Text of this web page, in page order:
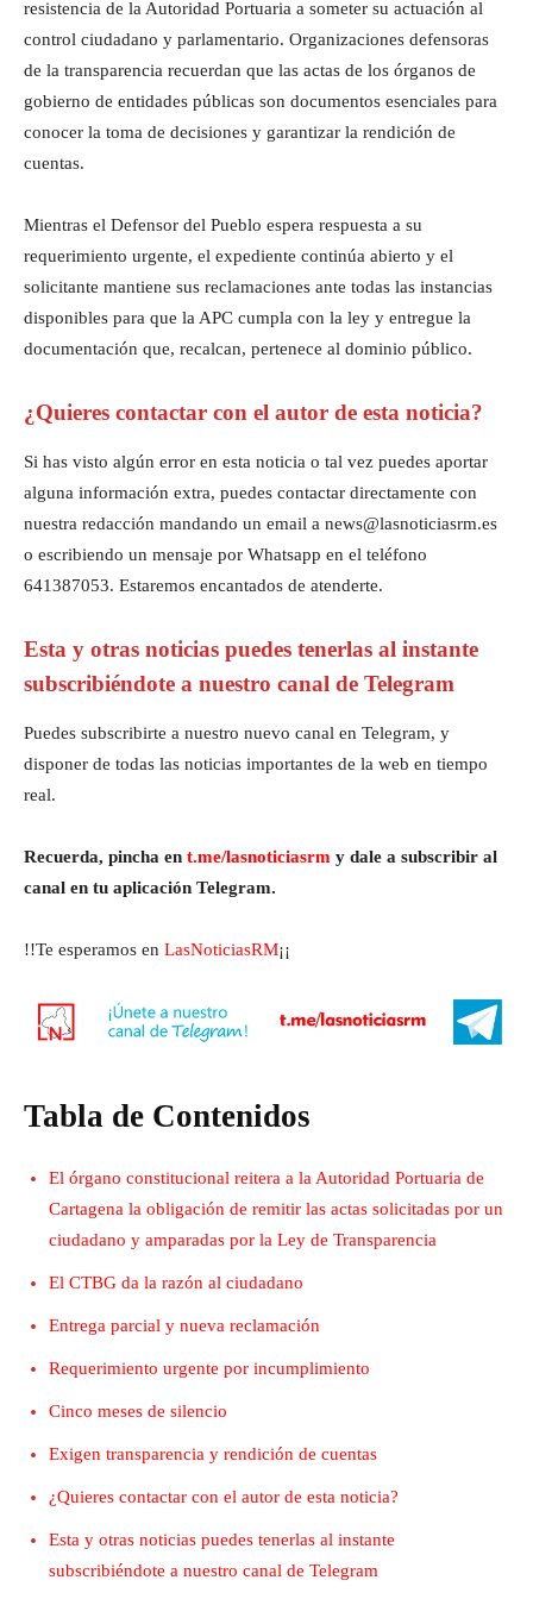
resistencia de la Autoridad Portuaria a someter su actuación al
control ciudadano y parlamentario. Organizaciones defensoras
de la transparencia recuerdan que las actas de los órganos de
gobierno de entidades públicas son documentos esenciales para
conocer la toma de decisiones y garantizar la rendición de
cuentas.
Mientras el Defensor del Pueblo espera respuesta a su
requerimiento urgente, el expediente continúa abierto y el
solicitante mantiene sus reclamaciones ante todas las instancias
disponibles para que la APC cumpla con la ley y entregue la
documentación que, recalcan, pertenece al dominio público.
¿Quieres contactar con el autor de esta noticia?
Si has visto algún error en esta noticia o tal vez puedes aportar
alguna información extra, puedes contactar directamente con
nuestra redacción mandando un email a news@lasnoticiasrm.es
o escribiendo un mensaje por Whatsapp en el teléfono
641387053. Estaremos encantados de atenderte.
Esta y otras noticias puedes tenerlas al instante
subscribiéndote a nuestro canal de Telegram
Puedes subscribirte a nuestro nuevo canal en Telegram, y
disponer de todas las noticias importantes de la web en tiempo
real.
Recuerda, pincha en t.me/lasnoticiasrm y dale a subscribir al
canal en tu aplicación Telegram.
!!Te esperamos en LasNoticiasRM¡¡
Tabla de Contenidos
El órgano constitucional reitera a la Autoridad Portuaria de
Cartagena la obligación de remitir las actas solicitadas por un
ciudadano y amparadas por la Ley de Transparencia
El CTBG da la razón al ciudadano
Entrega parcial y nueva reclamación
Requerimiento urgente por incumplimiento
Cinco meses de silencio
Exigen transparencia y rendición de cuentas
¿Quieres contactar con el autor de esta noticia?
Esta y otras noticias puedes tenerlas al instante
subscribiéndote a nuestro canal de Telegram